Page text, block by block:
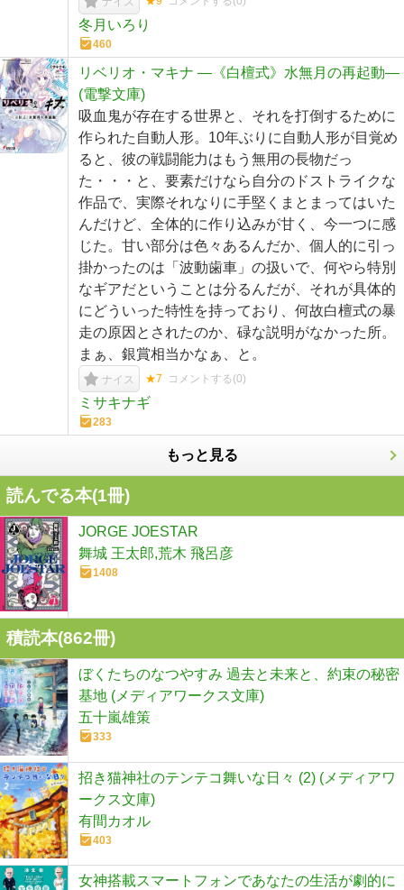
冬月いろり
460
リベリオ・マキナ ―《白檀式》水無月の再起動―
(電撃文庫)
吸血鬼が存在する世界と、それを打倒するために
作られた自動人形。10年ぶりに自動人形が目覚め
ると、彼の戦闘能力はもう無用の長物だっ
た・・・と、要素だけなら自分のドストライクな
作品で、実際それなりに手堅くまとまってはいた
んだけど、全体的に作り込みが甘く、今一つに感
じた。甘い部分は色々あるんだか、個人的に引っ
掛かったのは「波動歯車」の扱いで、何やら特別
なギアだということは分るんだが、それが具体的
にどういった特性を持っており、何故白檀式の暴
走の原因とされたのか、碌な説明がなかった所。
まぁ、銀賞相当かなぁ、と。
ナイス ★7 コメントする(0)
ミサキナギ
283
もっと見る
読んでる本(1冊)
JORGE JOESTAR
舞城 王太郎,荒木 飛呂彦
1408
積読本(862冊)
ぼくたちのなつやすみ 過去と未来と、約束の秘密
基地 (メディアワークス文庫)
五十嵐雄策
333
招き猫神社のテンテコ舞いな日々 (2) (メディアワ
ークス文庫)
有間カオル
403
女神搭載スマートフォンであなたの生活が劇的に